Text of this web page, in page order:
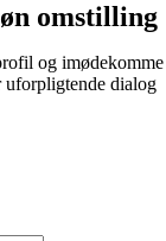
omstilling
og imødekomme
dialog